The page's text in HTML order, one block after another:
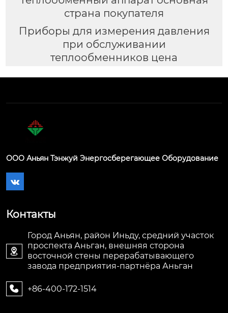
страна покупателя
Приборы для измерения давления
при обслуживании
теплообменников цена
ООО Аньян Тэнжуй Энергосберегающее Оборудование

Контакты

Город Аньян, район Иньду, средний участок
проспекта Аньган, внешняя сторона
восточной стены перерабатывающего
завода предприятия-партнёра Аньган
 +86-400-172-1514